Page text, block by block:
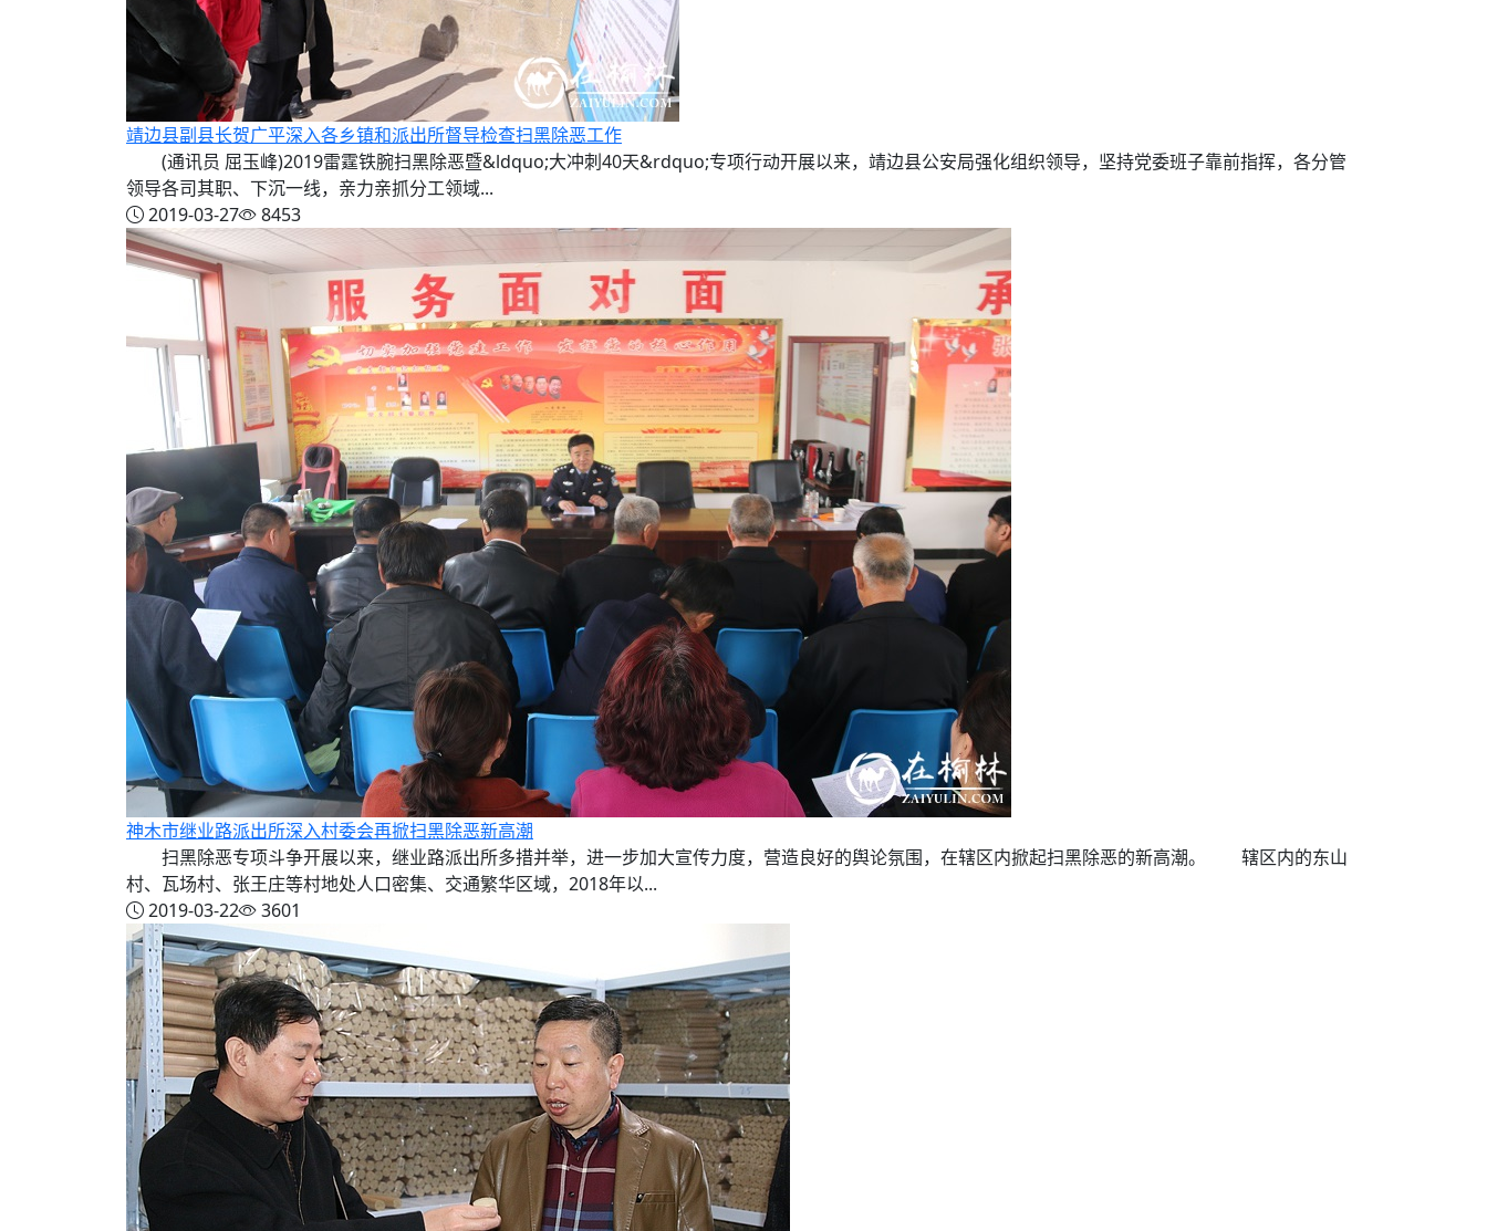
靖边县副县长贺广平深入各乡镇和派出所督导检查扫黑除恶工作
(通讯员 屈玉峰)2019雷霆铁腕扫黑除恶暨&ldquo;大冲刺40天&rdquo;专项行动开展以来，靖边县公安局强化组织领导，坚持党委班子靠前指挥，各分管
领导各司其职、下沉一线，亲力亲抓分工领域...
2019-03-27
8453
神木市继业路派出所深入村委会再掀扫黑除恶新高潮
扫黑除恶专项斗争开展以来，继业路派出所多措并举，进一步加大宣传力度，营造良好的舆论氛围，在辖区内掀起扫黑除恶的新高潮。 辖区内的东山
村、瓦场村、张王庄等村地处人口密集、交通繁华区域，2018年以...
2019-03-22
3601